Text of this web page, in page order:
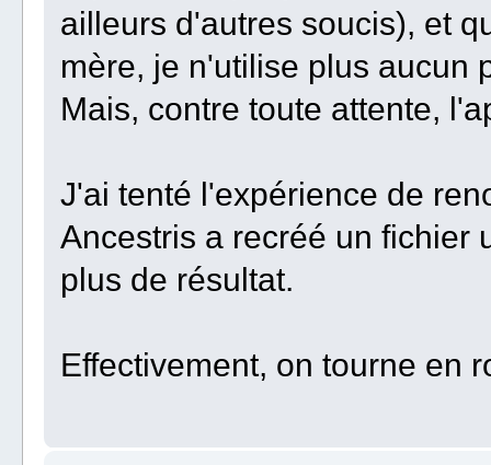
ailleurs d'autres soucis), et
mère, je n'utilise plus aucun
Mais, contre toute attente,
J'ai tenté l'expérience de
Ancestris a recréé un fichier
plus de résultat.
Effectivement, on tourne en